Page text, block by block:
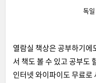
독
열람실 책상은 공부하기에
서 책도 볼 수 있고 공부도
인터넷 와이파이도 무료로